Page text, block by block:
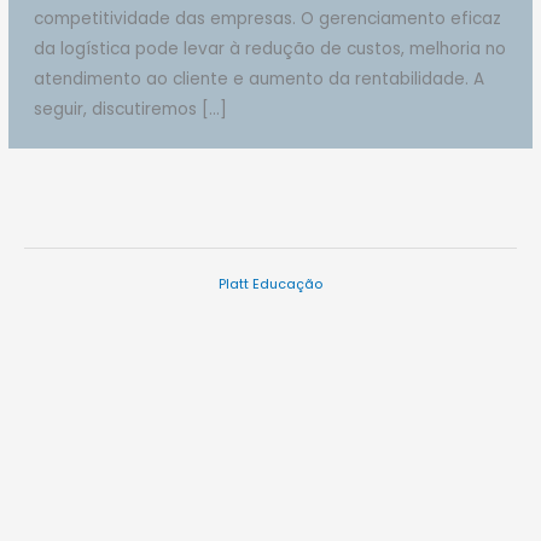
competitividade das empresas. O gerenciamento eficaz
da logística pode levar à redução de custos, melhoria no
atendimento ao cliente e aumento da rentabilidade. A
seguir, discutiremos […]
Platt Educação